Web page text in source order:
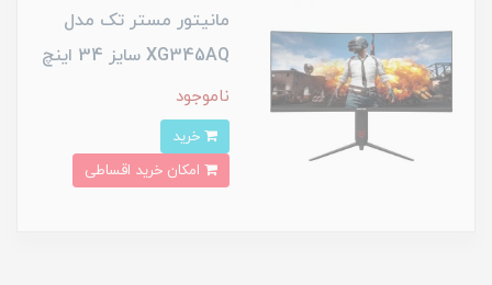
مانیتور مستر تک مدل
XG345AQ سایز 34 اینچ
ناموجود